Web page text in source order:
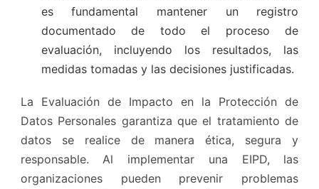
es fundamental mantener un registro
documentado de todo el proceso de
evaluación, incluyendo los resultados, las
medidas tomadas y las decisiones justificadas.
La Evaluación de Impacto en la Protección de
Datos Personales garantiza que el tratamiento de
datos se realice de manera ética, segura y
responsable. Al implementar una EIPD, las
organizaciones pueden prevenir problemas